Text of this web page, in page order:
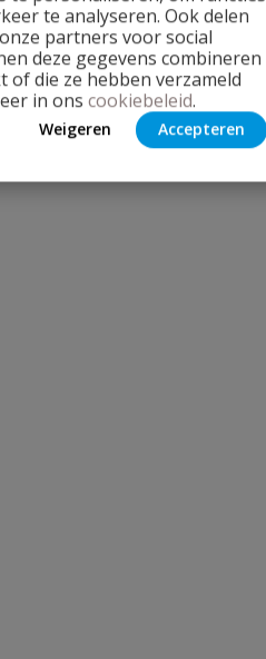
te analyseren. Ook delen
partners voor social
deze gegevens combineren
die ze hebben verzameld
in ons cookiebeleid.
Weigeren Accepteren